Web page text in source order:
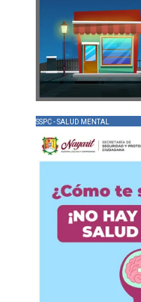
SSPC - SALUD MENTAL